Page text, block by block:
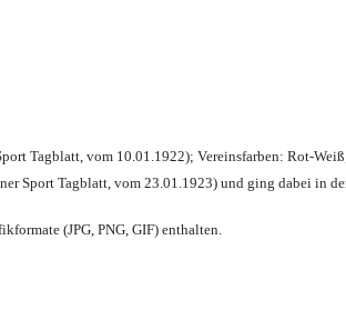
Tagblatt, vom 10.01.1922); Vereinsfarben: Rot-
Sport Tagblatt, vom 23.01.1923) und ging dabei in
(JPG, PNG, GIF) enthalten.